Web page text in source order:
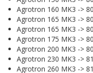
Agrotron 160 MK3 ->
Agrotron 165 MK3 ->
Agrotron 165 MK3 ->
Agrotron 175 MK3 ->
Agrotron 200 MK3 ->
Agrotron 230 MK3 ->
Agrotron 260 MK3 ->